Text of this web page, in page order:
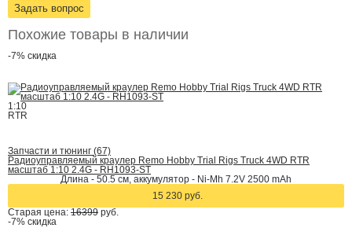
Задать вопрос
Похожие товары в наличии
-7% скидка
1:10
RTR
Запчасти и тюнинг (67)
Радиоуправляемый краулер Remo Hobby Trial Rigs Truck 4WD RTR
масштаб 1:10 2.4G - RH1093-ST
Длина - 50.5 cм, аккумулятор - Ni-Mh 7.2V 2500 mAh
15 230 руб.
Старая цена: 16399 руб.
-7% скидка